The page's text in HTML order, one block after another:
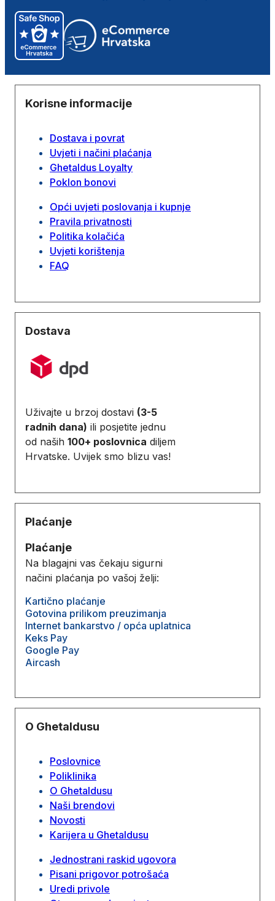
Korisne informacije
Dostava i povrat
Uvjeti i načini plaćanja
Ghetaldus Loyalty
Poklon bonovi
Opći uvjeti poslovanja i kupnje
Pravila privatnosti
Politika kolačića
Uvjeti korištenja
FAQ
Dostava
Uživajte u brzoj dostavi (3-5
radnih dana) ili posjetite jednu
od naših 100+ poslovnica diljem
Hrvatske. Uvijek smo blizu vas!
Plaćanje
Plaćanje
Na blagajni vas čekaju sigurni
načini plaćanja po vašoj želji:
Kartično plaćanje
Gotovina prilikom preuzimanja
Internet bankarstvo / opća uplatnica
Keks Pay
Google Pay
Aircash
O Ghetaldusu
Poslovnice
Poliklinika
O Ghetaldusu
Naši brendovi
Novosti
Karijera u Ghetaldusu
Jednostrani raskid ugovora
Pisani prigovor potrošaća
Uredi privole